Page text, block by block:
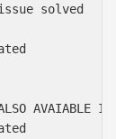
solved
AVAIABLE IN